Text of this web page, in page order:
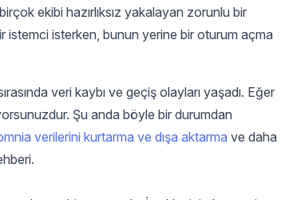
ekibi hazırlıksız yakalayan zorunlu bir
istemci isterken, bunun yerine bir oturum açma
veri kaybı ve geçiş olayları yaşadı. Eğer
Şu anda böyle bir durumdan
verilerini kurtarma ve dışa aktarma ve daha